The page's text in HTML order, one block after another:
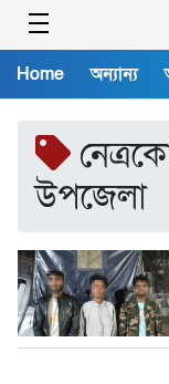
Home অন্যান্য
উপজেলা